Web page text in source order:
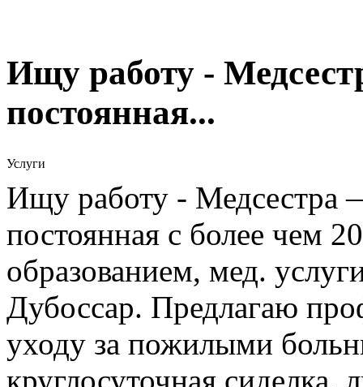
Ищу работу -
постоянная...
Услуги
Ищу работу - Медсестра
постоянная с более чем
образованием, мед.
Дубоссар. Предлагаю
уходу за пожилыми